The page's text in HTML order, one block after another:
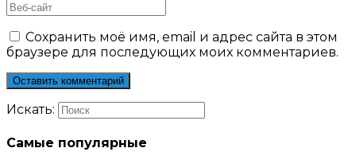
Сохранить моё имя, email и адрес сайта в этом
браузере для последующих моих комментариев.
Искать:
Самые популярные